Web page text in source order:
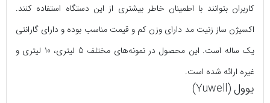
کاربران بتوانند با اطمینان خاطر بیشتری از این دستگاه استفاده کنند.
اکسیژن ساز زنیت مد دارای وزن کم و قیمت مناسب بوده و دارای گارانتی
یک ساله است. این محصول در نمونه‌های مختلف 5 لیتری، 10 لیتری و
غیره ارائه شده است.
یوول (Yuwell)